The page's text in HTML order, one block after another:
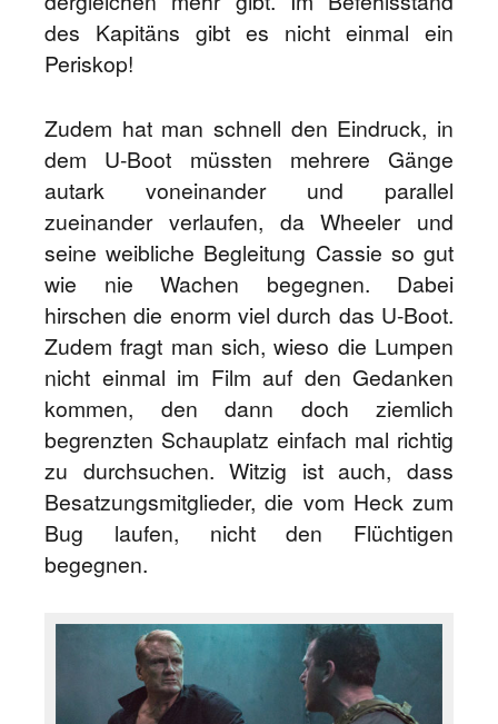
des Kapitäns gibt es nicht einmal ein
Periskop!
Zudem hat man schnell den Eindruck, in
dem U-Boot müssten mehrere Gänge
autark voneinander und parallel
zueinander verlaufen, da Wheeler und
seine weibliche Begleitung Cassie so gut
wie nie Wachen begegnen. Dabei
hirschen die enorm viel durch das U-Boot.
Zudem fragt man sich, wieso die Lumpen
nicht einmal im Film auf den Gedanken
kommen, den dann doch ziemlich
begrenzten Schauplatz einfach mal richtig
zu durchsuchen. Witzig ist auch, dass
Besatzungsmitglieder, die vom Heck zum
Bug laufen, nicht den Flüchtigen
begegnen.